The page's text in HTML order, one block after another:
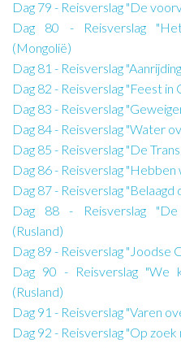
Dag 79 - Reisverslag "De
Dag 80 - Reisverslag
(Mongolië)
Dag 81 - Reisverslag
Dag 82 - Reisverslag "Feest in
Dag 83 - Reisverslag
Dag 84 - Reisverslag "Water
Dag 85 - Reisverslag "De
Dag 86 - Reisverslag "Hebben
Dag 87 - Reisverslag "Belaagd
Dag 88 - Reisverslag "De
(Rusland)
Dag 89 - Reisverslag "Joodse
Dag 90 - Reisverslag "We
(Rusland)
Dag 91 - Reisverslag "Varen
Dag 92 - Reisverslag "Op